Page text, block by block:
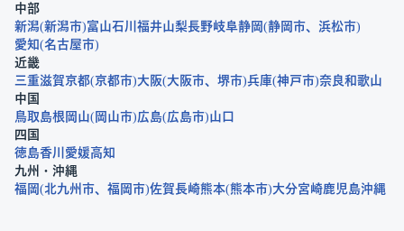
中部
新潟 新潟市 富山石川 福井山梨長野岐阜静岡 静岡市
浜松市
愛知 名古屋市
近畿
三重滋賀京都 京都市 大阪 大阪市 堺市 兵庫 神戸市 奈良和歌山
中国
鳥取 島根 岡山 岡山市 広島 広島市 山口
四国
徳島香川 愛媛高知
九州・沖縄
福岡 北九州市 福岡市 佐賀長崎熊本 熊本市 大分宮崎鹿児島沖縄